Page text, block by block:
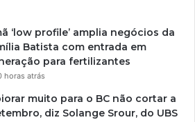
‘low profile’ amplia negócios da
Batista com entrada em
para fertilizantes
horas atrás
muito para o BC não cortar a
diz Solange Srour, do UBS